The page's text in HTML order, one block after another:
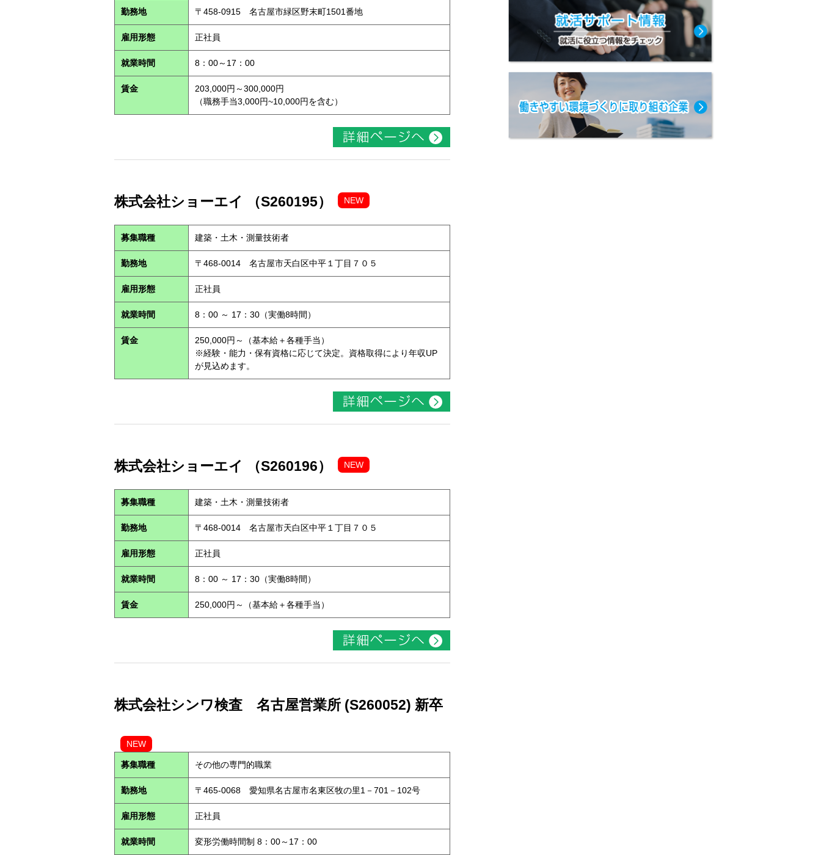
勤務地 〒458-0915 名古屋市緑区野末町1501番地
雇用形態 正社員
就業時間 8：00～17：00
賃金
203,000円～300,000円
（職務手当3,000円~10,000円を含む）
株式会社ショーエイ （S260195） NEW
募集職種 建築・土木・測量技術者
勤務地 〒468-0014 名古屋市天白区中平１丁目７０５
雇用形態 正社員
就業時間 8：00 ～ 17：30（実働8時間）
賃金
250,000円～（基本給＋各種手当）
※経験・能力・保有資格に応じて決定。資格取得により年収UP
が見込めます。
株式会社ショーエイ （S260196） NEW
募集職種 建築・土木・測量技術者
勤務地 〒468-0014 名古屋市天白区中平１丁目７０５
雇用形態 正社員
就業時間 8：00 ～ 17：30（実働8時間）
賃金 250,000円～（基本給＋各種手当）
株式会社シンワ検査 名古屋営業所 (S260052) 新卒
NEW
募集職種 その他の専門的職業
勤務地 〒465-0068 愛知県名古屋市名東区牧の里1－701－102号
雇用形態 正社員
就業時間 変形労働時間制 8：00～17：00